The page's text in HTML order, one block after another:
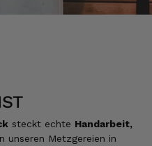
steckt echte Handarbeit,
unseren Metzgereien in